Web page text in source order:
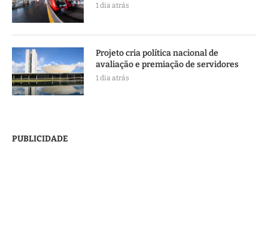
1 dia atrás
Projeto cria política nacional de
avaliação e premiação de servidores
1 dia atrás
PUBLICIDADE